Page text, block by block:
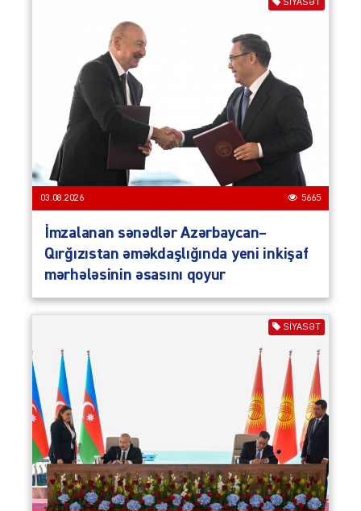
SIYASƏT
03.08.2026 5665
İmzalanan sənədlər Azərbaycan–
Qırğızıstan əməkdaşlığında yeni inkişaf
mərhələsinin əsasını qoyur
SIYASƏT